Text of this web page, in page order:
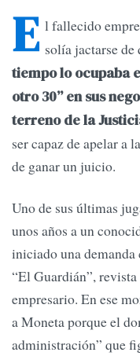
E l fallecido
solía jactarse de
tiempo lo ocupaba
otro 30” en sus
terreno de la
ser capaz de apelar a
de ganar un juicio.
Uno de sus últimas
unos años a un
iniciado una
“El Guardián”,
empresario. En ese
a Moneta porque el
administración” que